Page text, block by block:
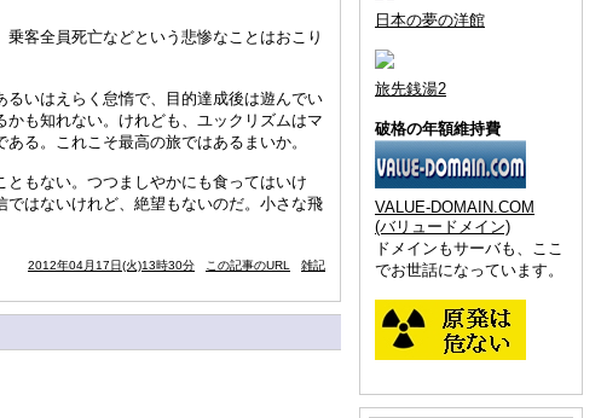
日本の夢の洋館
旅先銭湯2
破格の年額維持費
VALUE-DOMAIN.COM
(バリュードメイン)
ドメインもサーバも、ここ
でお世話になっています。
客全員死亡などという悲惨なことはおこり
いはえらく怠惰で、目的達成後は遊んでい
も知れない。けれども、ユックリズムはマ
る。これこそ最高の旅ではあるまいか。
もない。つつましやかにも食ってはいけ
はないけれど、絶望もないのだ。小さな飛
2012年04月17日(火)13時30分 この記事のURL 雑記